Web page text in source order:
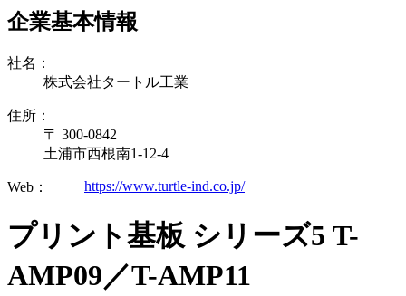
企業基本情報
社名：
株式会社タートル工業
住所：
〒 300-0842
土浦市西根南1-12-4
Web： https://www.turtle-ind.co.jp/
プリント基板 シリーズ5 T-
AMP09／T-AMP11